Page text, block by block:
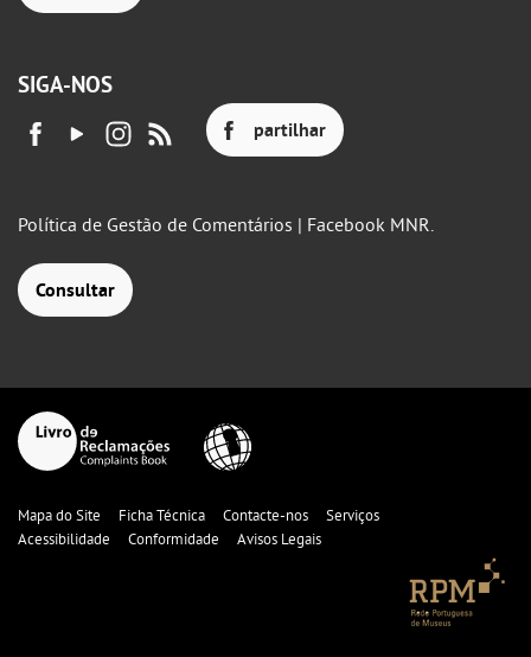
SIGA-NOS
partilhar
Política de Gestão de Comentários | Facebook MNR.
Consultar
Mapa do Site Ficha Técnica Contacte-nos
Serviços
Acessibilidade
Conformidade Avisos Legais